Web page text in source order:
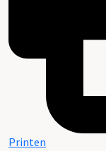
Printen